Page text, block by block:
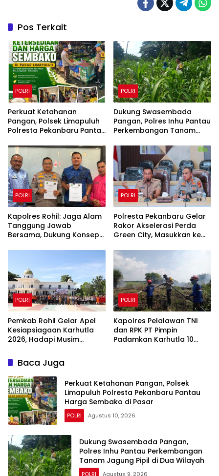
Pos Terkait
POLRI
Perkuat Ketahanan
Pangan, Polsek Limapuluh
Polresta Pekanbaru Pantau
POLRI
Dukung Swasembada
Pangan, Polres Inhu Pantau
Perkembangan Tanam
POLRI
Kapolres Rohil: Jaga Alam
Tanggung Jawab
Bersama, Dukung Konsep
POLRI
Polresta Pekanbaru Gelar
Rakor Akselerasi Perda
Green City, Masukkan ke
POLRI
Pemkab Rohil Gelar Apel
Kesiapsiagaan Karhutla
2026, Hadapi Musim
POLRI
Kapolres Pelalawan TNI
dan RPK PT Pimpin
Padamkan Karhutla 10
Baca Juga
Perkuat Ketahanan Pangan, Polsek
Limapuluh Polresta Pekanbaru Pantau
Harga Sembako di Pasar
POLRI Agustus 10, 2026
Dukung Swasembada Pangan,
Polres Inhu Pantau Perkembangan
POLRI Agustus 9, 2026